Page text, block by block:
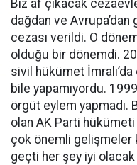
Biz af çıkacak
dağdan ve
cezası verildi. O
olduğu bir dönemdi.
sivil hükümet
bile yapamıyordu.
örgüt eylem yapmadı.
olan AK Parti
çok önemli gelişmeler
geçti her şey iyi